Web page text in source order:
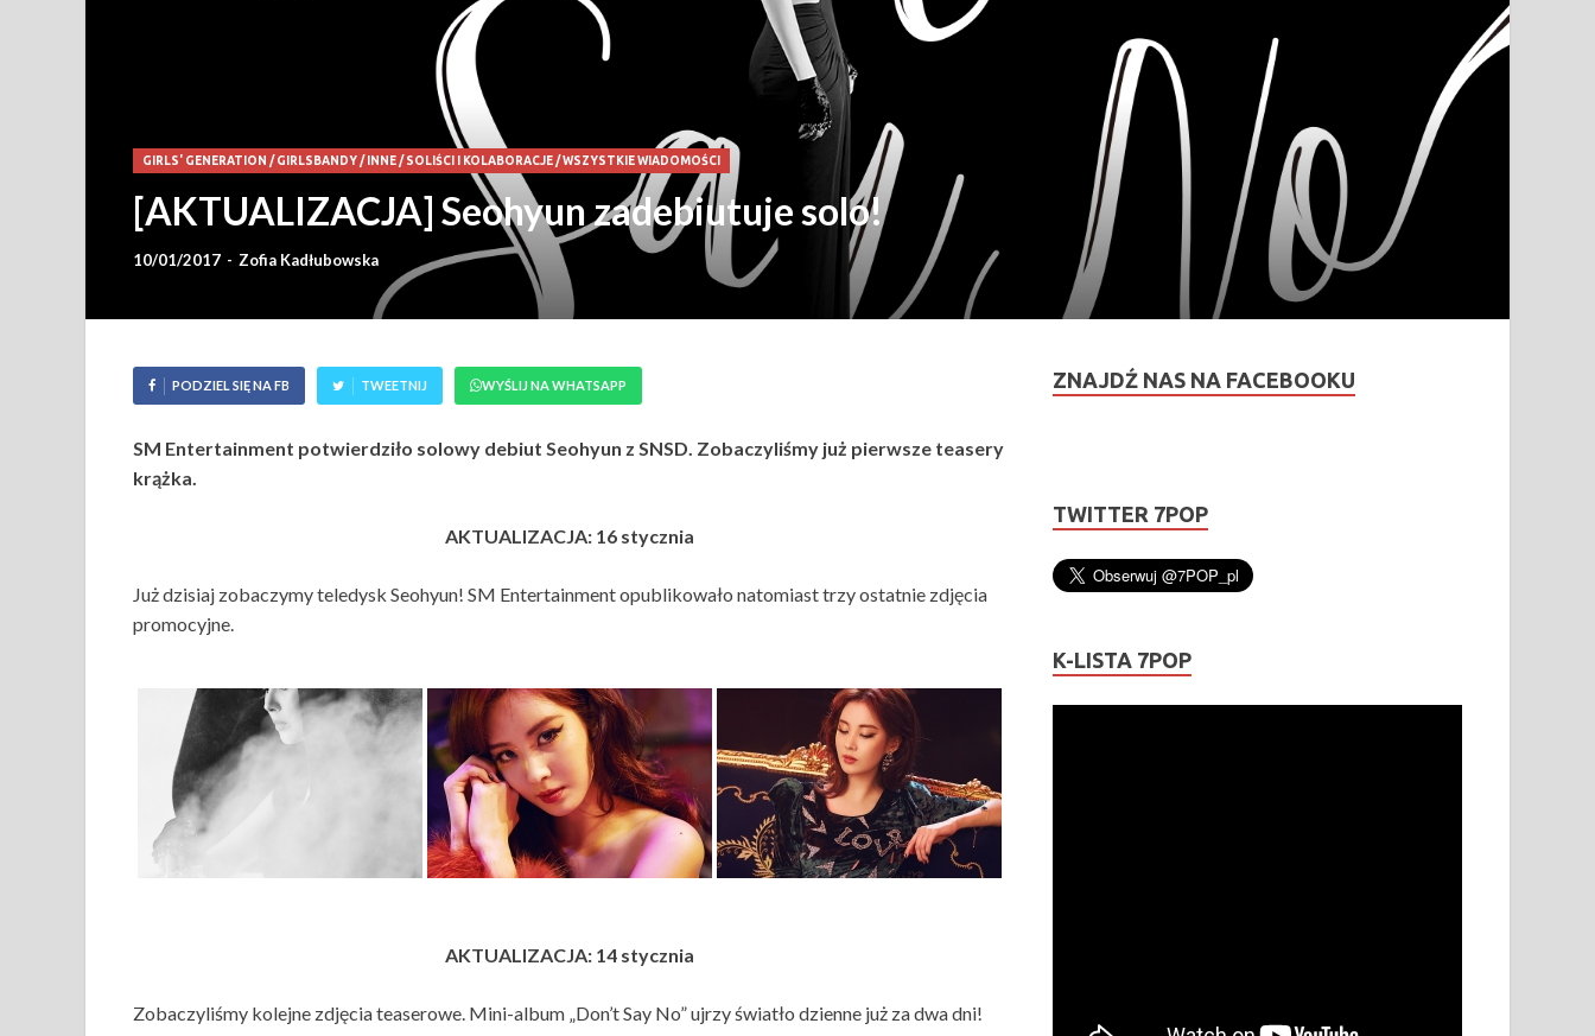
GIRLS' GENERATION / GIRLSBANDY/ INNE/ SOLIŚCI I KOLABORACJE/WSZYSTKIE WIADOMOŚCI
[AKTUALIZACJA] Seohyun zadebiutuje solo!
10/01/2017 - Zofia Kadłubowska
PODZIEL SIĘ NA FB TWEETNIJ WYŚLIJ NA WHATSAPP
SM Entertainment potwierdziło solowy debiut Seohyun z SNSD. Zobaczyliśmy już pierwsze teasery
krążka.
AKTUALIZACJA: 16 stycznia
Już dzisiaj zobaczymy teledysk Seohyun! SM Entertainment opublikowało natomiast trzy ostatnie zdjęcia
promocyjne.
AKTUALIZACJA: 14 stycznia
Zobaczyliśmy kolejne zdjęcia teaserowe. Mini-album „Don’t Say No” ujrzy światło dzienne już za dwa dni!
ZNAJDŹ NAS NA FACEBOOKU
TWITTER 7POP
K-LISTA 7POP